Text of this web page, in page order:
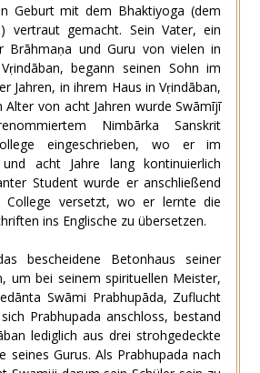
Geburt mit dem Bhaktiyoga (dem
vertraut gemacht. Sein Vater, ein
Brāhmaṇa und Guru von vielen in
begann seinen Sohn im
Jahren, in ihrem Haus in Vṛindāban,
Alter von acht Jahren wurde Swāmījī
Nimbārka Sanskrit
eingeschrieben, wo er im
acht Jahre lang kontinuierlich
Student wurde er anschließend
College versetzt, wo er lernte die
ins Englische zu übersetzen.
bescheidene Betonhaus seiner
um bei seinem spirituellen Meister,
Swāmi Prabhupāda, Zuflucht
Prabhupada anschloss, bestand
lediglich aus drei strohgedeckte
seines Gurus. Als Prabhupada nach